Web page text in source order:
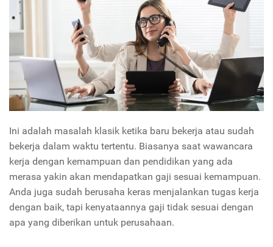
Ini adalah masalah klasik ketika baru bekerja atau sudah
bekerja dalam waktu tertentu. Biasanya saat wawancara
kerja dengan kemampuan dan pendidikan yang ada
merasa yakin akan mendapatkan gaji sesuai kemampuan.
Anda juga sudah berusaha keras menjalankan tugas kerja
dengan baik, tapi kenyataannya gaji tidak sesuai dengan
apa yang diberikan untuk perusahaan.